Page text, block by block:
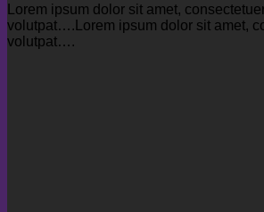
Lorem ipsum dolor sit amet,
volutpat….Lorem ipsum dolor sit amet,
volutpat….